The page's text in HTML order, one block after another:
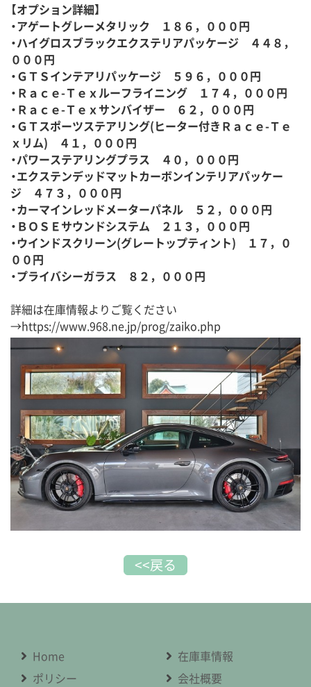
【オプション詳細】
・アゲートグレーメタリック １８６，０００円
・ハイグロスブラックエクステリアパッケージ ４４８，
０００円
・ＧＴＳインテアリパッケージ ５９６，０００円
・Ｒａｃｅ-Ｔｅｘルーフライニング １７４，０００円
・Ｒａｃｅ-Ｔｅｘサンバイザー ６２，０００円
・ＧＴスポーツステアリング(ヒーター付きＲａｃｅ-Ｔｅ
ｘリム) ４１，０００円
・パワーステアリングプラス ４０，０００円
・エクステンデッドマットカーボンインテリアパッケー
ジ ４７３，０００円
・カーマインレッドメーターパネル ５２，０００円
・ＢＯＳＥサウンドシステム ２１３，０００円
・ウインドスクリーン(グレートップティント) １７，０
００円
・プライバシーガラス ８２，０００円
詳細は在庫情報よりご覧ください
→https://www.968.ne.jp/prog/zaiko.php
<<戻る
Home
在庫車情報
ポリシー
会社概要